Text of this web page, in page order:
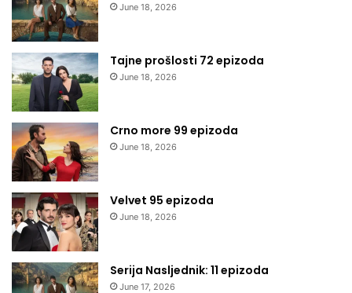
June 18, 2026
Tajne prošlosti 72 epizoda
June 18, 2026
Crno more 99 epizoda
June 18, 2026
Velvet 95 epizoda
June 18, 2026
Serija Nasljednik: 11 epizoda
June 17, 2026